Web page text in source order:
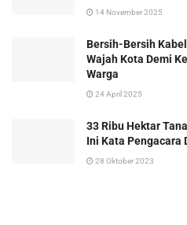
14 November 2025
Bersih-Bersih
Wajah Kota Demi
Warga
24 April 2025
33 Ribu Hektar
Ini Kata Pengacara
28 Oktober 2023